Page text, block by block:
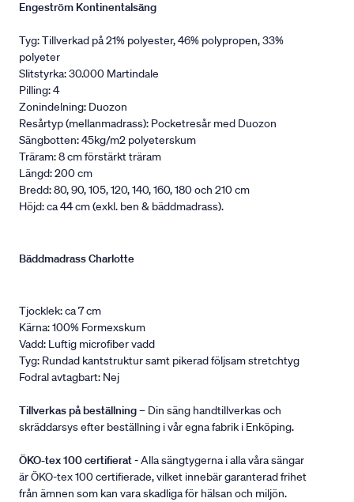
Engeström Kontinentalsäng
Tyg: Tillverkad på 21% polyester, 46% polypropen, 33%
polyeter
Slitstyrka: 30.000 Martindale
Pilling: 4
Zonindelning: Duozon
Resårtyp (mellanmadrass): Pocketresår med Duozon
Sängbotten: 45kg/m2 polyeterskum
Träram: 8 cm förstärkt träram
Längd: 200 cm
Bredd: 80, 90, 105, 120, 140, 160, 180 och 210 cm
Höjd: ca 44 cm (exkl. ben & bäddmadrass).
Bäddmadrass Charlotte
Tjocklek: ca 7 cm
Kärna: 100% Formexskum
Vadd: Luftig microfiber vadd
Tyg: Rundad kantstruktur samt pikerad följsam stretchtyg
Fodral avtagbart: Nej
Tillverkas på beställning– Din säng handtillverkas och
skräddarsys efter beställning i vår egna fabrik i Enköping.
ÖKO-tex 100 certifierat- Alla sängtygerna i alla våra sängar
är ÖKO-tex 100 certifierade, vilket innebär garanterad frihet
från ämnen som kan vara skadliga för hälsan och miljön.